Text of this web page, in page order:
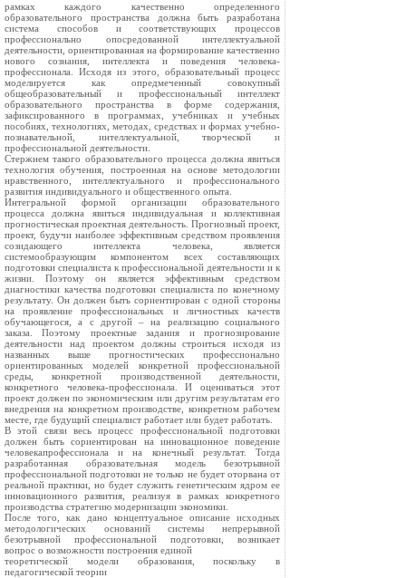
рамках каждого качественно определенного
образовательного пространства должна быть разработана
система способов и соответствующих процессов
профессионально опосредованной интеллектуальной
деятельности, ориентированная на формирование качественно
нового сознания, интеллекта и поведения человека-
профессионала. Исходя из этого, образовательный процесс
моделируется как опредмеченный совокупный
общеобразовательный и профессиональный интеллект
образовательного пространства в форме содержания,
зафиксированного в программах, учебниках и учебных
пособиях, технологиях, методах, средствах и формах учебно-
познавательной, интеллектуальной, творческой и
профессиональной деятельности.
Стержнем такого образовательного процесса должна явиться
технология обучения, построенная на основе методологии
нравственного, интеллектуального и профессионального
развития индивидуального и общественного опыта.
Интегральной формой организации образовательного
процесса должна явиться индивидуальная и коллективная
прогностическая проектная деятельность. Прогнозный проект,
проект, будучи наиболее эффективным средством проявления
созидающего интеллекта человека, является
системообразующим компонентом всех составляющих
подготовки специалиста к профессиональной деятельности и к
жизни. Поэтому он является эффективным средством
диагностики качества подготовки специалиста по конечному
результату. Он должен быть сориентирован с одной стороны
на проявление профессиональных и личностных качеств
обучающегося, а с другой – на реализацию социального
заказа. Поэтому проектные задания и прогнозирование
деятельности над проектом должны строиться исходя из
названных выше прогностических профессионально
ориентированных моделей конкретной профессиональной
среды, конкретной производственной деятельности,
конкретного человека-профессионала. И оцениваться этот
проект должен по экономическим или другим результатам его
внедрения на конкретном производстве, конкретном рабочем
месте, где будущий специалист работает или будет работать.
В этой связи весь процесс профессиональной подготовки
должен быть сориентирован на инновационное поведение
человекапрофессионала и на конечный результат. Тогда
разработанная образовательная модель безотрывной
профессиональной подготовки не только не будет оторвана от
реальной практики, но будет служить генетическим ядром ее
инновационного развития, реализуя в рамках конкретного
производства стратегию модернизации экономики.
После того, как дано концептуальное описание исходных
методологических оснований системы непрерывной
безотрывной профессиональной подготовки, возникает
вопрос о возможности построения единой
теоретической модели образования, поскольку в
педагогической теории